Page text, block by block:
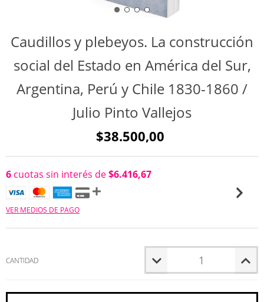
Caudillos y plebeyos. La construcción
social del Estado en América del Sur,
Argentina, Perú y Chile 1830-1860 /
Julio Pinto Vallejos
$38.500,00
6 cuotas sin interés de$6.416,67
VER MEDIOS DE PAGO
CANTIDAD